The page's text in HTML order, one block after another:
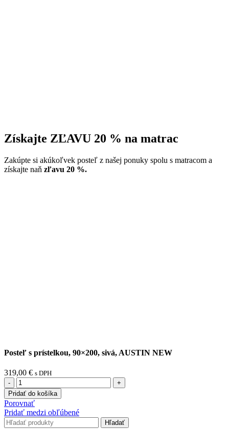
Získajte ZĽAVU 20 % na matrac
Zakúpte si akúkoľvek posteľ z našej ponuky spolu s matracom a
získajte naň zľavu 20 %.
Posteľ s prístelkou, 90×200, sivá, AUSTIN NEW
319,00 € s DPH
množstvo
Posteľ
s
prístelkou,
90x200,
Pridať do košíka
Porovnať
Pridať medzi obľúbené
Hľadať